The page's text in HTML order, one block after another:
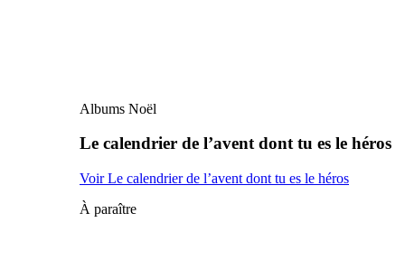
Albums Noël
Le calendrier de l’avent dont tu es le héros
Voir Le calendrier de l’avent dont tu es le héros
À paraître